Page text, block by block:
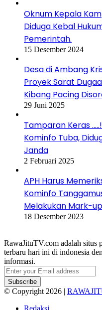
Oknum Kepala
Diduga Kebal
Pemerintah.
15 Desember 2024
Desa di Ambang
Proyek Sarat
Kibang Pacing
29 Juni 2025
Tamparan Keras
Kominfo Tuba,
Janda
2 Februari 2025
APH Harus
Kominfo
Melakukan Mark-
18 Desember 2023
RawaJituTV.com adalah situs
terbaru hari ini di indonesia
informasi.
Enter
your
Email
address
© Copyright 2026 |
Redaksi